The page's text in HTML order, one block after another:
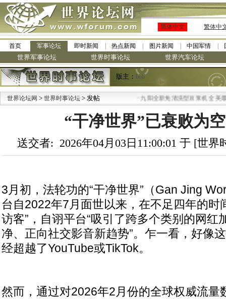
简体中文 繁体中
首页 军事论坛 即时新闻 热点新闻 图片新闻 中国军情
世界军事论坛 世界时事论坛 世界汽车论坛
版主： bob
世界论坛网 > 世界时事论坛 > 发帖 九阳全新免清洗型豆浆机 全美最低
“干净世界”已衰败为
送交者: 2026年04月03日11:00:01 于 [世
3月初，法轮功的“干净世界”（Gan Jing
台自2022年7月面世以来，在不足四年的时
访客”，自诩平台“吸引了跨多个类别的网红
净、正向社交影音新趋势”。乍一看，好像
经超越了YouTube或TikTok。
然而，通过对2026年2月份的全球权威流量